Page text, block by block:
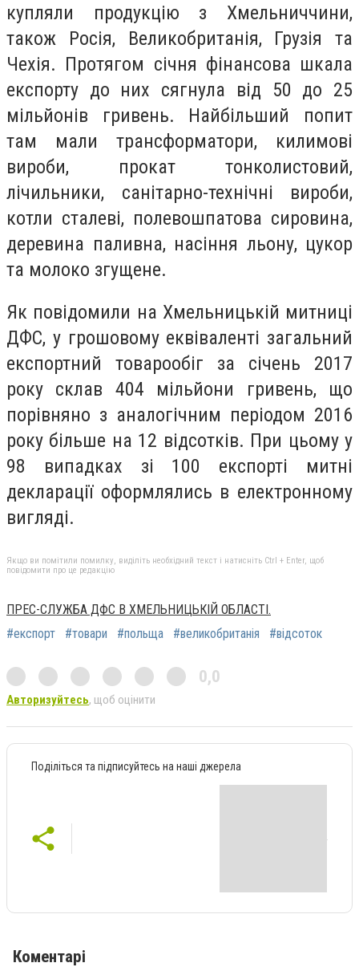
купляли продукцію з Хмельниччини,
також Росія, Великобританія, Грузія та
Чехія. Протягом січня фінансова шкала
експорту до них сягнула від 50 до 25
мільйонів гривень. Найбільший попит
там мали трансформатори, килимові
вироби, прокат тонколистовий,
лічильники, санітарно-технічні вироби,
котли сталеві, полевошпатова сировина,
деревина паливна, насіння льону, цукор
та молоко згущене.
Як повідомили на Хмельницькій митниці
ДФС, у грошовому еквіваленті загальний
експортний товарообіг за січень 2017
року склав 404 мільйони гривень, що
порівняно з аналогічним періодом 2016
року більше на 12 відсотків. При цьому у
98 випадках зі 100 експорті митні
декларації оформлялись в електронному
вигляді.
Якщо ви помітили помилку, виділіть необхідний текст і натисніть Ctrl + Enter, щоб
повідомити про це редакцію
ПРЕС-СЛУЖБА ДФС В ХМЕЛЬНИЦЬКІЙ ОБЛАСТІ.
#експорт
#товари #польща #великобританія #відсоток
0,0
Авторизуйтесь, щоб оцінити
Поділіться та підписуйтесь на наші джерела
Коментарі